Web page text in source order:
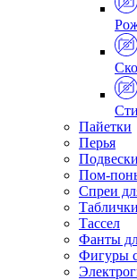
Пайетки
Перья
Подвески
Пом-
Спреи
Тассел
Фанты
Фигуры